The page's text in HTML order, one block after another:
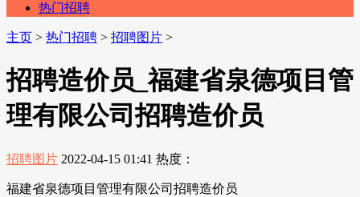
热门招聘
主页 > 热门招聘 > 招聘图片 >
招聘造价员_福建省泉德项目管
理有限公司招聘造价员
招聘图片 2022-04-15 01:41 热度：
福建省泉德项目管理有限公司招聘造价员